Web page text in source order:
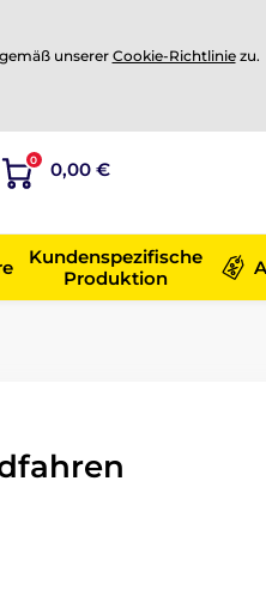
0 0,00 €
Kundenspezifische
Produktion
unserer Cookie-Richtliniezu.